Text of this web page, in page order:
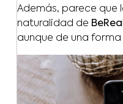
Además, parece que
naturalidad de
aunque de una